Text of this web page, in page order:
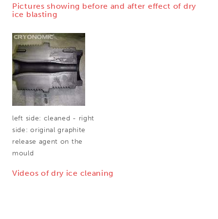
Pictures showing before and after effect of dry
ice blasting
left side: cleaned - right
side: original graphite
release agent on the
mould
Videos of dry ice cleaning